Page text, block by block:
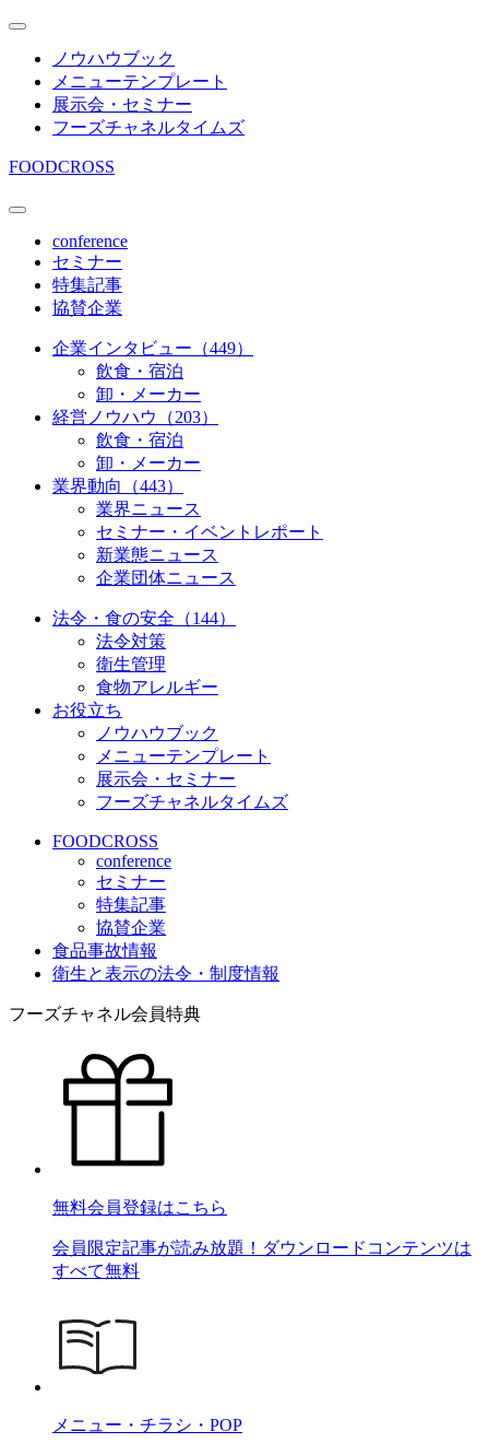
ノウハウブック
メニューテンプレート
展示会・セミナー
フーズチャネルタイムズ
FOODCROSS
conference
セミナー
特集記事
協賛企業
企業インタビュー（449）
飲食・宿泊
卸・メーカー
経営ノウハウ（203）
飲食・宿泊
卸・メーカー
業界動向（443）
業界ニュース
セミナー・イベントレポート
新業態ニュース
企業団体ニュース
法令・食の安全（144）
法令対策
衛生管理
食物アレルギー
お役立ち
ノウハウブック
メニューテンプレート
展示会・セミナー
フーズチャネルタイムズ
FOODCROSS
conference
セミナー
特集記事
協賛企業
食品事故情報
衛生と表示の法令・制度情報
フーズチャネル会員特典
無料会員登録はこちら
会員限定記事が読み放題！ダウンロードコンテンツは
すべて無料
メニュー・チラシ・POP